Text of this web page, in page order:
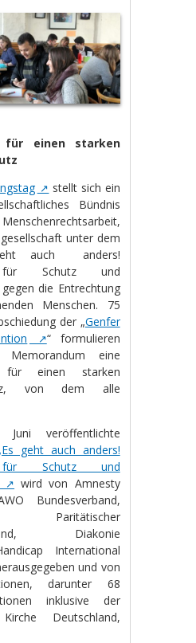
für einen starken
stellt sich ein
Bündnis
unter dem
auch anders!
für Schutz und
die Entrechtung
Menschen. 75
der „Genfer
“ formulieren
eine
für einen starken
von dem alle
veröffentlichte
geht auch anders!
für Schutz und
wird von Amnesty
Bundesverband,
Paritätischer
Diakonie
International
und von
darunter 68
inklusive der
Deutschland,